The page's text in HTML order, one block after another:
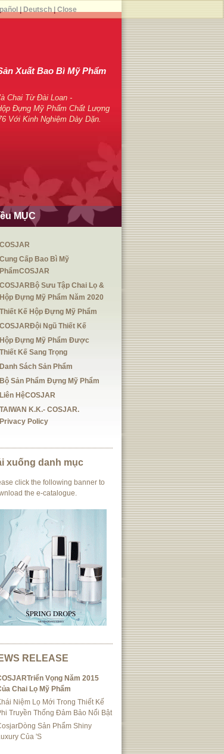
Xuất Bao Bì Mỹ Phẩm
Chai Từ Đài Loan -
Đựng Mỹ Phẩm Chất Lượng
Với Kinh Nghiệm Dày Dặn.
MỤC
COSJAR
Cung Cấp Bao Bì Mỹ
PhẩmCOSJAR
COSJARBộ Sưu Tập Chai Lọ &
Hộp Đựng Mỹ Phẩm Năm 2020
Thiết Kế Hộp Đựng Mỹ Phẩm
COSJARĐội Ngũ Thiết Kế
Hộp Đựng Mỹ Phẩm Được
Thiết Kế Sang Trọng
Danh Sách Sản Phẩm
Bộ Sản Phẩm Đựng Mỹ Phẩm
Liên HệCOSJAR
TAIWAN K.K.- COSJAR.
Privacy Policy
xuống danh mục
click the following banner to
the e-catalogue.
RELEASE
Vọng Năm 2015
Chai Lọ Mỹ Phẩm
Niệm Lọ Mới Trong Thiết Kế
Truyền Thống Đảm Bảo Nổi Bật
Sản Phẩm Shiny
Của 's
Deutsch| Close